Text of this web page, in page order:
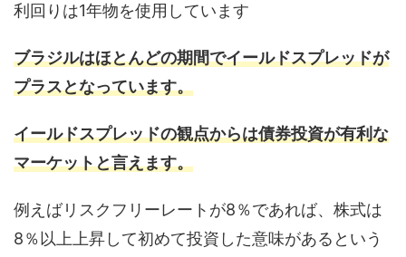
利回りは1年物を使用しています
ブラジルはほとんどの期間でイールドスプレッドが
プラスとなっています。
イールドスプレッドの観点からは債券投資が有利な
マーケットと言えます。
例えばリスクフリーレートが8％であれば、株式は
8％以上上昇して初めて投資した意味があるという